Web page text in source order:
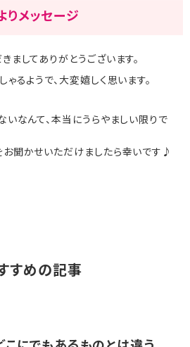
りメッセージ
ましてありがとうございます。
るようで、大変嬉しく思います。
いなんて、本当にうらやましい限りで
聞かせいただけましたら幸いです♪
すめの記事